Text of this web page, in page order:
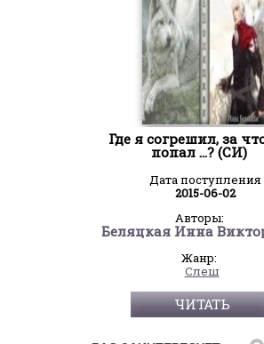
Где я согрешил, за
попал ...? (СИ)
Дата поступления
2015-06-02
Авторы:
Беляцкая Инна
Жанр:
Слеш
ЧИТАТЬ